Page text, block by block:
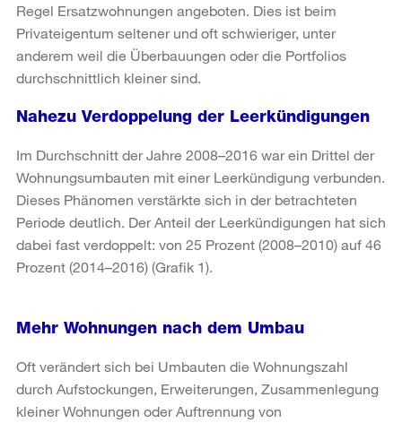
Regel Ersatzwohnungen angeboten. Dies ist beim
Privateigentum seltener und oft schwieriger, unter
anderem weil die Überbauungen oder die Portfolios
durchschnittlich kleiner sind.
Nahezu Verdoppelung der Leerkündigungen
Im Durchschnitt der Jahre 2008–2016 war ein Drittel der
Wohnungsumbauten mit einer Leerkündigung verbunden.
Dieses Phänomen verstärkte sich in der betrachteten
Periode deutlich. Der Anteil der Leerkündigungen hat sich
dabei fast verdoppelt: von 25 Prozent (2008–2010) auf 46
Prozent (2014–2016) (Grafik 1).
Mehr Wohnungen nach dem Umbau
Oft verändert sich bei Umbauten die Wohnungszahl
durch Aufstockungen, Erweiterungen, Zusammenlegung
kleiner Wohnungen oder Auftrennung von